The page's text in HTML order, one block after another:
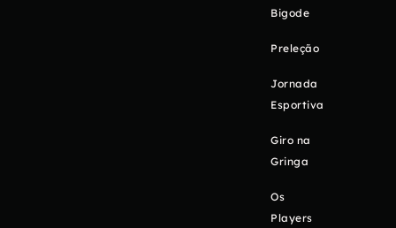
Bigode
Preleção
Jornada
Esportiva
Giro na
Gringa
Os
Players